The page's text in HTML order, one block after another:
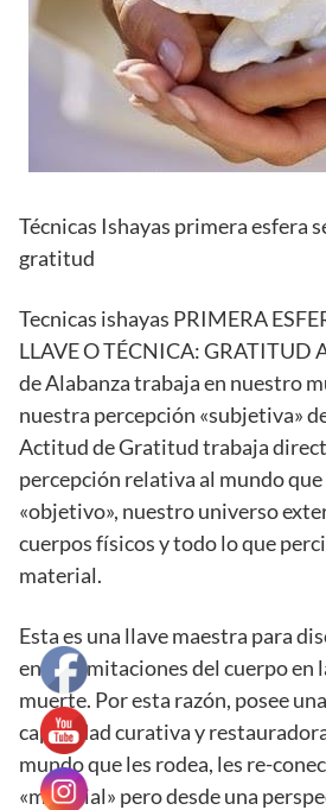
Técnicas Ishayas primera esfera
gratitud
Tecnicas ishayas PRIMERA
LLAVE O TÉCNICA: GRATITUD
de Alabanza trabaja en nuestro
nuestra percepción «subjetiva»
Actitud de Gratitud trabaja
percepción relativa al mundo
«objetivo», nuestro universo
cuerpos físicos y todo lo que
material.
Esta es una llave maestra para
en las limitaciones del cuerpo en
muerte. Por esta razón, posee
capacidad curativa y
mundo que les rodea, les re-
«material» pero desde una